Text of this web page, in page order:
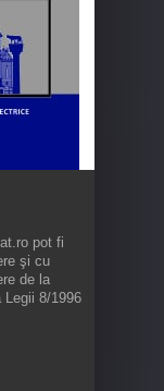
pot fi
şi cu
de la
8/1996